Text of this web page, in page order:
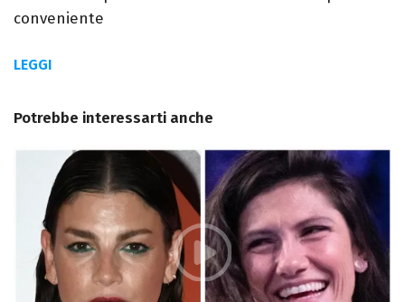
conveniente
LEGGI
Potrebbe interessarti anche